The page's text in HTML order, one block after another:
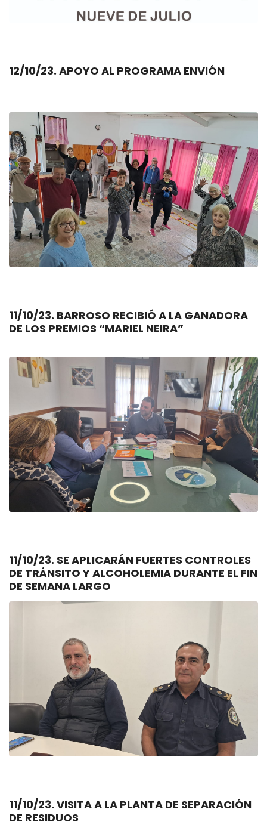
12/10/23. APOYO AL PROGRAMA ENVIÓN
11/10/23. BARROSO RECIBIÓ A LA GANADORA
DE LOS PREMIOS “MARIEL NEIRA”
11/10/23. SE APLICARÁN FUERTES CONTROLES
DE TRÁNSITO Y ALCOHOLEMIA DURANTE EL FIN
DE SEMANA LARGO
11/10/23. VISITA A LA PLANTA DE SEPARACIÓN
DE RESIDUOS